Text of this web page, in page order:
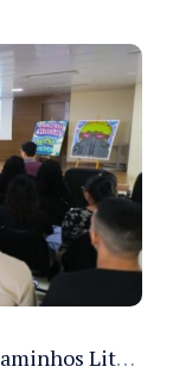
Sejusc participa da 5ª edição do Caminhos Literários com foco na cultura hip-hop nas unidades socioeducativas